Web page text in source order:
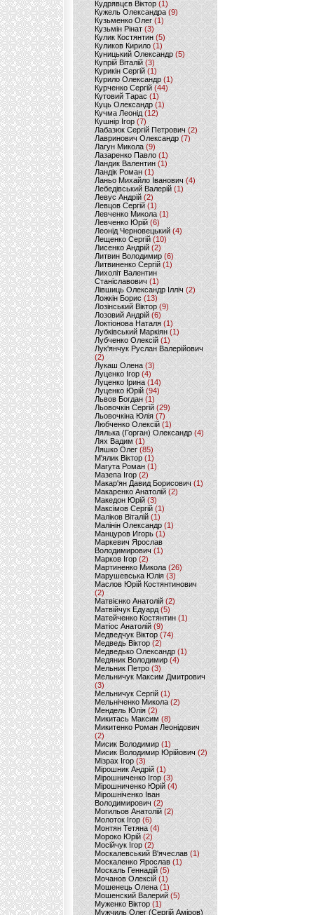
Кудрявцєв Віктор (1)
Кужель Олександра (9)
Кузьменко Олег (1)
Кузьмін Рінат(3)
Кулик Костянтин(5)
Куликов Кирило (1)
Куницький Олександр (5)
Купрій Віталій (3)
Курикін Сергій(1)
Курило Олександр (1)
Курченко Сергій (44)
Кутовий Тарас (1)
Куць Олександр (1)
Кучма Леонід (12)
Кушнір Ігор(7)
Лабазюк Сергій Петрович (2)
Лавринович Олександр(7)
Лагун Микола(9)
Лазаренко Павло (1)
Ландик Валентин (1)
Ландік Роман (1)
Ланьо Михайло Іванович(4)
Лебедівський Валерій(1)
Левус Андрій(2)
Левцов Сергій (1)
Левченко Микола (1)
Левченко Юрій (6)
Леонід Черновецький (4)
Лещенко Сергій (10)
Лисенко Андрій (2)
Литвин Володимир (6)
Литвиненко Сергій (1)
Лихоліт Валентин
Станіславович (1)
Лівшиць Олександр Ілліч (2)
Ложкін Борис(13)
Лозінський Віктор(9)
Лозовий Андрій (6)
Локтіонова Наталя (1)
Лубківський Маркіян(1)
Лубченко Олексій (1)
Лук'янчук Руслан Валерійович
(2)
Лукаш Олена (3)
Луценко Ігор (4)
Луценко Ірина (14)
Луценко Юрій (94)
Львов Богдан (1)
Льовочкін Сергій (29)
Льовочкіна Юлія(7)
Любченко Олексій(1)
Лялька (Горган) Олександр(4)
Лях Вадим (1)
Ляшко Олег (85)
М'ялик Віктор(1)
Магута Роман(1)
Мазепа Ігор (2)
Макар'ян Давид Борисович(1)
Макаренко Анатолій (2)
Македон Юрій(3)
Максімов Сергій (1)
Маліков Віталій (1)
Малінін Олександр (1)
Манцуров Игорь (1)
Маркевич Ярослав
Володимирович (1)
Марков Ігор (2)
Мартиненко Микола (26)
Марушевська Юлія (3)
Маслов Юрій Костянтинович
(2)
Матвієнко Анатолій (2)
Матвійчук Едуард(5)
Матейченко Костянтин (1)
Матіос Анатолій (9)
Медведчук Віктор(74)
Медведь Віктор (2)
Медведько Олександр (1)
Медяник Володимир(4)
Мельник Петро (3)
Мельничук Максим Дмитрович
(3)
Мельничук Сергій (1)
Мельніченко Микола (2)
Мендель Юлія (2)
Микитась Максим (8)
Микитенко Роман Леонідович
(2)
Мисик Володимир (1)
Мисик Володимир Юрійович(2)
Мізрах Ігор(3)
Мірошник Андрій(1)
Мірошниченко Ігор (3)
Мірошниченко Юрій(4)
Мірошніченко Іван
Володимирович (2)
Могильов Анатолій (2)
Молоток Ігор (6)
Монтян Тетяна (4)
Мороко Юрій(2)
Мосійчук Ігор (2)
Москалевський В'ячеслав (1)
Москаленко Ярослав (1)
Москаль Геннадій (5)
Мочанов Олексій(1)
Мошенець Олена(1)
Мошенский Валерий (5)
Муженко Віктор (1)
Мужчиль Олег (Сергій Аміров)